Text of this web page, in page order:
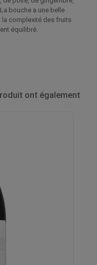
bouche a une belle
la complexité des fruits
équilibré.
ont également